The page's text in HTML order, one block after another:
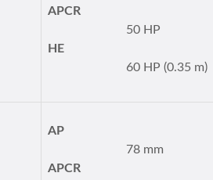
APCR
50 HP
HE
60 HP (0.35 m)
AP
78 mm
APCR